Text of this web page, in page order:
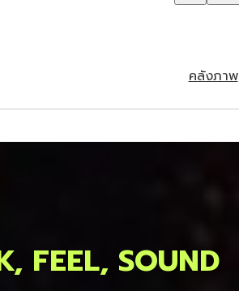
คลังภาพ
FEEL, SOUND